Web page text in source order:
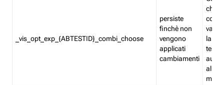
_vis_opt_exp_{ABTESTID}_combi_choose
persiste
finchè non
vengono
applicati
cambiamenti
che
la
test.